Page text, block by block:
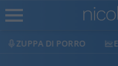
ECONOMIA